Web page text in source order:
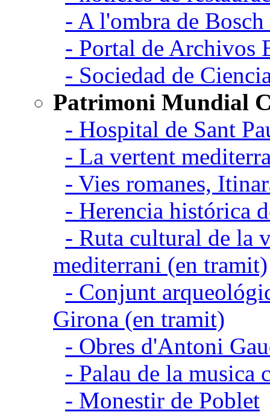
- A l'ombra de
- Portal de Archivos
- Sociedad de
Patrimoni Mundial
- Hospital de Sant
- La vertent
- Vies romanes,
- Herencia histórica
- Ruta cultural de la
mediterrani (en tramit)
- Conjunt
Girona (en tramit)
- Obres d'Antoni
- Palau de la musica
- Monestir de Poblet